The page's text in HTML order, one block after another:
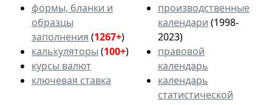
формы, бланки и
образцы
заполнения (1267+)
калькуляторы (100+)
курсы валют
ключевая ставка
производственные
календари (1998-
2023)
правовой
календарь
календарь
статистической